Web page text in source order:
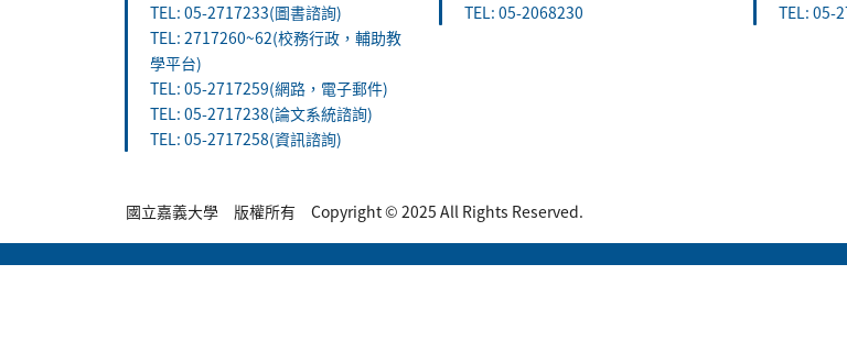
TEL: 05-2717233(圖書諮詢)
TEL: 2717260~62(校務行政，輔助教
學平台)
TEL: 05-2717259(網路，電子郵件)
TEL: 05-2717238(論文系統諮詢)
TEL: 05-2717258(資訊諮詢)
TEL: 05-2068230
TEL: 05-
國立嘉義大學 版權所有 Copyright © 2025 All Rights Reserved.